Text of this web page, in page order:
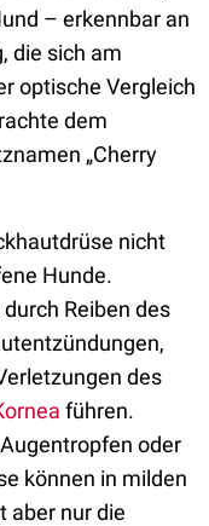
– erkennbar an
die sich am
optische Vergleich
dem
„Cherry
nicht
Hunde.
Reiben des
des
führen.
oder
können in milden
aber nur die